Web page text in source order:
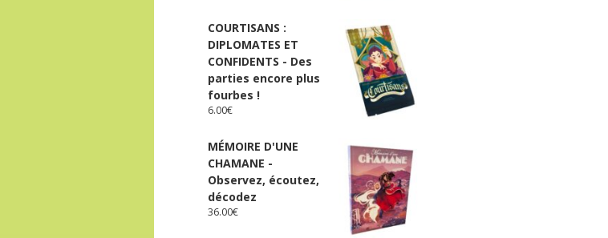
COURTISANS :
DIPLOMATES ET
CONFIDENTS - Des
parties encore plus
fourbes !
6.00€
MÉMOIRE D'UNE
CHAMANE -
Observez, écoutez,
décodez
36.00€